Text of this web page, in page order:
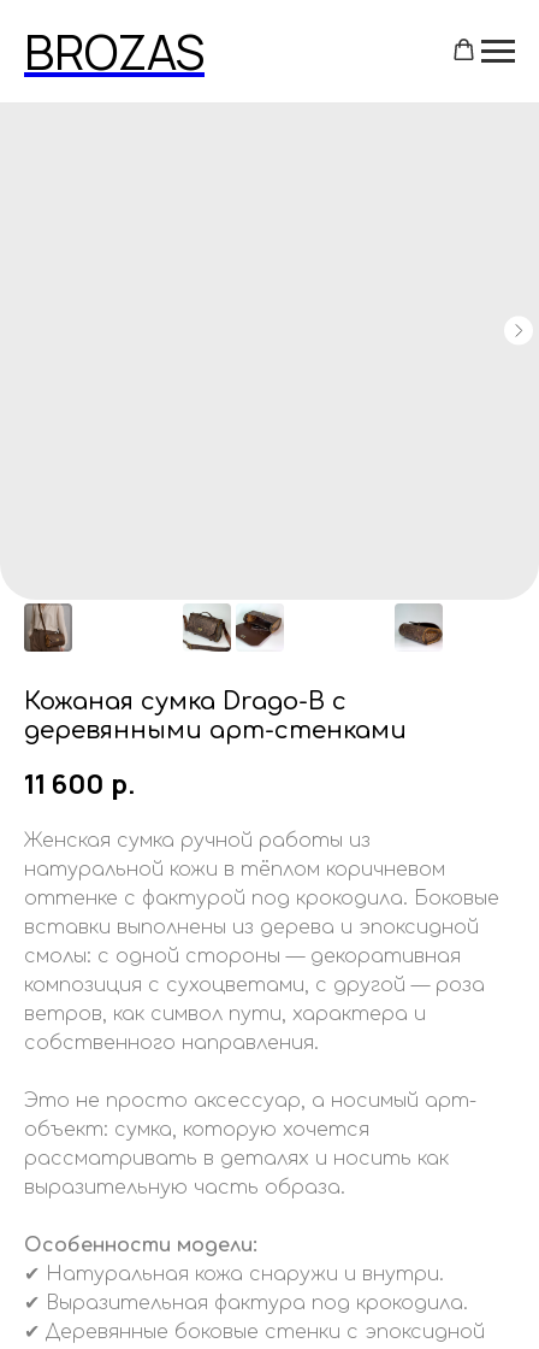
BROZAS
Кожаная сумка Drago-B с
деревянными арт-стенками
11 600 р.
Женская сумка ручной работы из
натуральной кожи в тёплом коричневом
оттенке с фактурой под крокодила. Боковые
вставки выполнены из дерева и эпоксидной
смолы: с одной стороны — декоративная
композиция с сухоцветами, с другой — роза
ветров, как символ пути, характера и
собственного направления.
Это не просто аксессуар, а носимый арт-
объект: сумка, которую хочется
рассматривать в деталях и носить как
выразительную часть образа.
Особенности модели:
✔ Натуральная кожа снаружи и внутри.
✔ Выразительная фактура под крокодила.
✔ Деревянные боковые стенки с эпоксидной